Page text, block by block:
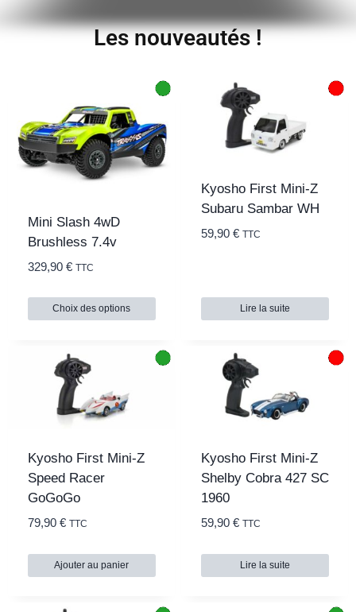
Les nouveautés !
Mini Slash 4wD
Brushless 7.4v
329,90 € TTC
Choix des options
Kyosho First Mini-Z
Subaru Sambar WH
59,90 € TTC
Lire la suite
Kyosho First Mini-Z
Speed Racer
GoGoGo
79,90 € TTC
Ajouter au panier
Kyosho First Mini-Z
Shelby Cobra 427 SC
1960
59,90 € TTC
Lire la suite